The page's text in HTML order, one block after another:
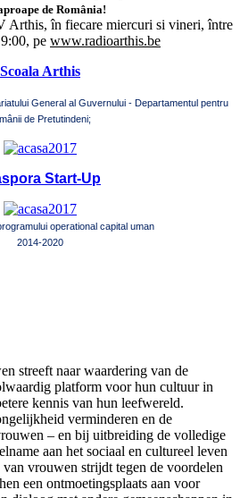
de România!
Arthis, în fiecare miercuri si vineri, între
pe www.radioarthis.be
Scoala Arthis
General al Guvernului - Departamentul pentru
de Pretutindeni;
Start-Up
operational capital uman
2014-2020
streeft naar waardering van de
platform voor hun cultuur in
kennis van hun leefwereld.
verminderen en de
– en bij uitbreiding de volledige
aan het sociaal en cultureel leven
vrouwen strijdt tegen de voordelen
een ontmoetingsplaats aan voor